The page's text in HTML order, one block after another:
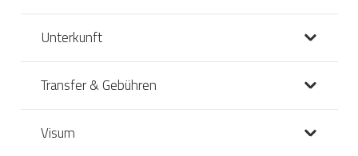
Unterkunft
Transfer & Gebühren
Visum